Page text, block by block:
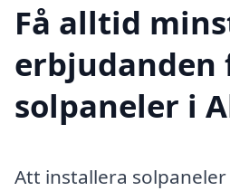
Få alltid
erbjudanden
solpaneler i
Att installera